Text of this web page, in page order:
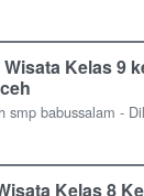
Kelas 9
smp babussalam -
Kelas 8 Ke